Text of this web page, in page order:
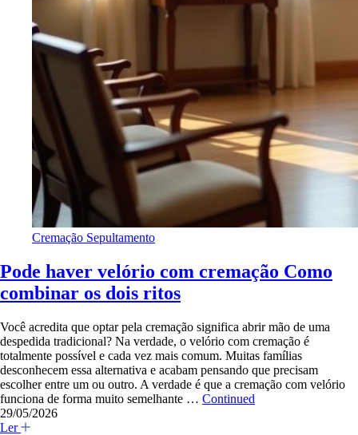
Cremação Sepultamento
Pode haver velório com cremação Como
combinar os dois ritos
Você acredita que optar pela cremação significa abrir mão de uma
despedida tradicional? Na verdade, o velório com cremação é
totalmente possível e cada vez mais comum. Muitas famílias
desconhecem essa alternativa e acabam pensando que precisam
escolher entre um ou outro. A verdade é que a cremação com velório
funciona de forma muito semelhante … Continued
29/05/2026
Ler